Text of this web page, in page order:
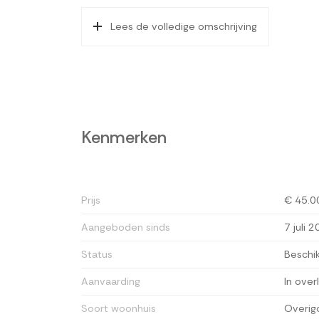
eenduidige manier van meten toe te passen
Lees de volledige omschrijving
Kenmerken
Prijs €
Aangeboden sinds 7 juli
Status
Aanvaarding In
Soort woonhuis